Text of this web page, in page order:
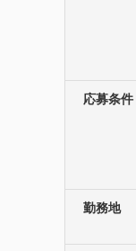
応募条件
勤務地